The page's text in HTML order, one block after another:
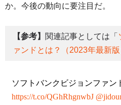
か。今後の動向に要注目だ。
【参考】 関連記事としては「
ァンドとは？（2023年最新版
ソフトバンクビジョンファン
https://t.co/QGhRhgnwbJ